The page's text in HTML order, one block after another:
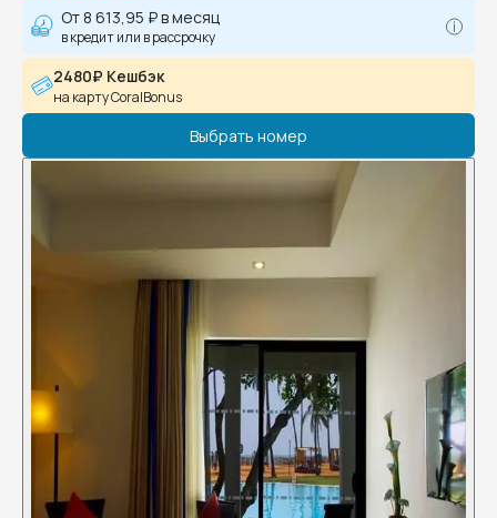
От 8 613,95 ₽в месяц
в кредит или в рассрочку
2480₽ Кешбэк
на карту CoralBonus
Выбрать номер